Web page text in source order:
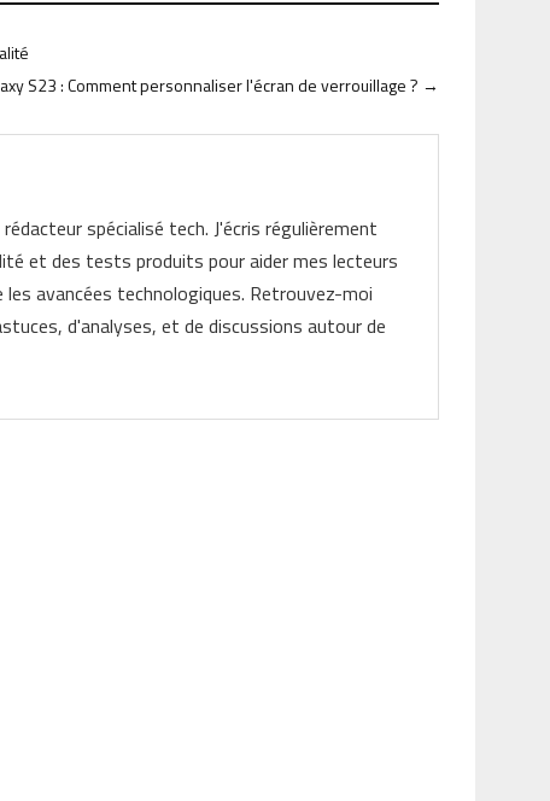
S23 : Comment personnaliser l'écran de verrouillage ? →
spécialisé tech. J'écris régulièrement
et des tests produits pour aider mes lecteurs
les avancées technologiques. Retrouvez-moi
d'analyses, et de discussions autour de